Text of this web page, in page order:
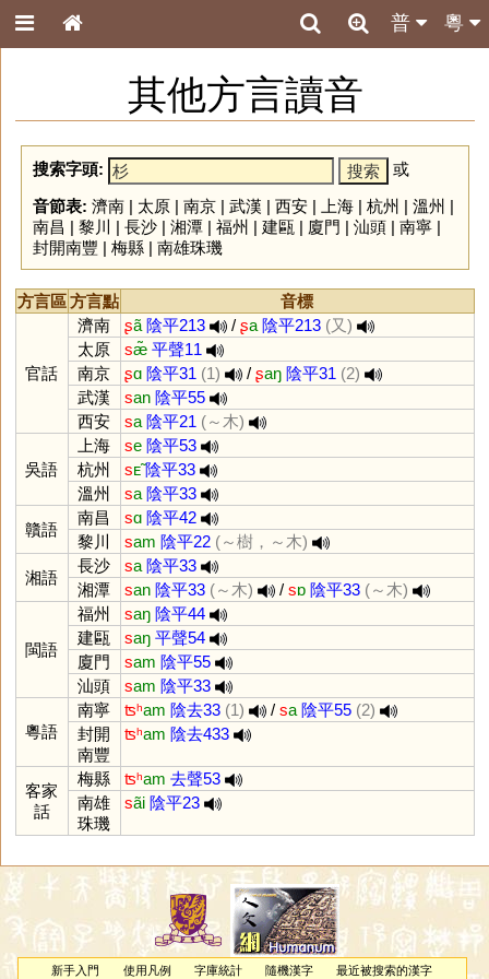
粵
普
其他方言讀音
搜索字頭:
或
音節表: 濟南| 太原| 南京| 武漢 | 西安| 上海| 杭州 | 溫州 |
南昌 | 黎川 | 長沙| 湘潭| 福州 | 建甌 | 廈門 | 汕頭| 南寧|
封開南豐 | 梅縣| 南雄珠璣
方言區方言點 音標
官話
濟南 ʂã 陰平213 / ʂa 陰平213 (又)
太原
sæ̃ 平聲11
南京
ʂɑ 陰平31 (1) / ʂaŋ 陰平31 (2)
武漢
san 陰平55
西安
sa 陰平21 (～木)
吳語
上海 se 陰平53
杭州
sᴇ̃ 陰平33
溫州
sa 陰平33
贛語
南昌 sɑ 陰平42
黎川
sam 陰平22 (～樹，～木)
湘語
長沙 sa 陰平33
湘潭
san 陰平33 (～木) / sɒ 陰平33 (～木)
閩語
福州 saŋ 陰平44
建甌
saŋ 平聲54
廈門
sam 陰平55
汕頭
sam 陰平33
粵語
南寧 ʦʰam 陰去33 (1) / sa 陰平55 (2)
封開
南豐
ʦʰam 陰去433
客家
話
梅縣 ʦʰam 去聲53
南雄
珠璣
sãi 陰平23
新手入門 使用凡例 字庫統計 隨機漢字 最近被搜索的漢字